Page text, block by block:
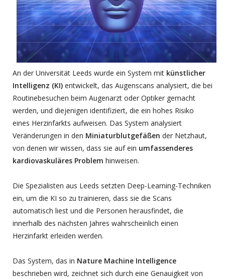
An der Universität Leeds wurde ein System mit künstlicher
Intelligenz (KI) entwickelt, das Augenscans analysiert, die bei
Routinebesuchen beim Augenarzt oder Optiker gemacht
werden, und diejenigen identifiziert, die ein hohes Risiko
eines Herzinfarkts aufweisen. Das System analysiert
Veränderungen in den Miniaturblutgefäßen der Netzhaut,
von denen wir wissen, dass sie auf ein umfassenderes
kardiovaskuläres Problem hinweisen.
Die Spezialisten aus Leeds setzten Deep-Learning-Techniken
ein, um die KI so zu trainieren, dass sie die Scans
automatisch liest und die Personen herausfindet, die
innerhalb des nächsten Jahres wahrscheinlich einen
Herzinfarkt erleiden werden.
Das System, das in Nature Machine Intelligence
beschrieben wird, zeichnet sich durch eine Genauigkeit von